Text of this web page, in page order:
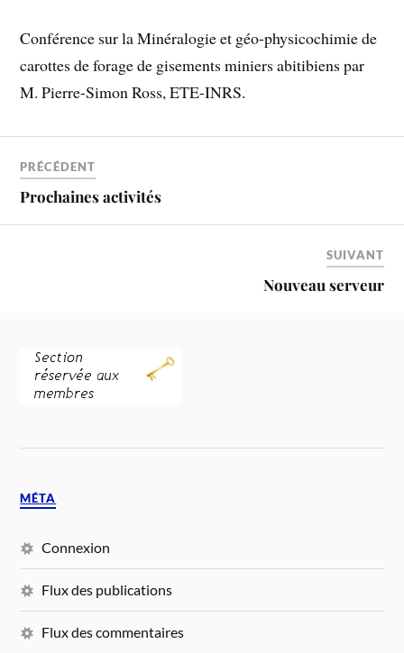
Conférence sur la Minéralogie et géo-physicochimie de
carottes de forage de gisements miniers abitibiens par
M. Pierre-Simon Ross, ETE-INRS.
PRÉCÉDENT
Prochaines activités
SUIVANT
Nouveau serveur
MÉTA
Connexion
Flux des publications
Flux des commentaires